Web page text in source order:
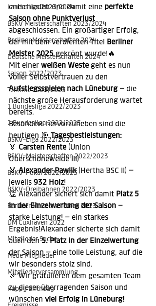
Landesliga 2023/2024
BSKV Meisterschaften 2023/2024
Berliner Meisterschaften 2024
Deutsche Meisterschaften 2024
Saison 2022/2023
Termine 2022/2023
1.Bundesliga 2022/2023
2.Bundesliga 2022/2023
BSKV-Liga 2022/2023
BSKV-Meisterschaften 2022/2023
BSKV-Pokal 2022/2023
BSKV-Dreibahnen 2022/2023
Berliner Meisterschaften 2023
DM Cuxhaven 2022
Mitglieder Suche
Neue Mitglieder
Mitgliederversammlung
Happy Birthday
entschieden und damit eine perfekte
Saison ohne Punktverlust
abgeschlossen. Ein großartiger Erfolg,
der mit dem verdienten Titel Berliner
Meister 2025 gekrönt wurde!🔥
Mit einer weißen Weste geht es nun
voller Selbstvertrauen zu den
Aufstiegsspielen nach Lüneburg – die
nächste große Herausforderung wartet
bereits.
Besonders hervorzuheben sind die
heutigen 🎯 Tagesbestleistungen:
🏅 Carsten Rente (Union
Oberschöneweide III)
🏅 Alexander Pawlik (Hertha BSC II) –
jeweils 932 Holz!
👏 Alexander sichert sich damit Platz 5
in der Einzelwertung der Saison –
starke Leistung! – ein starkes
Ergebnis!Alexander sicherte sich damit
auch den 5. Platz in der Einzelwertung
der Saison – eine tolle Leistung, auf die
wir besonders stolz sind.
🎉 Wir gratulieren dem gesamten Team
zu dieser überragenden Saison und
wünschen viel Erfolg in Lüneburg!